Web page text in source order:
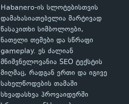
Habanero-ის სლოტებისთვის
დამახასიათებელია მარტივად
წასაკითხი სიმბოლოები,
ნათელი თემები და სწრაფი
gameplay. ეს ძალიან
მნიშვნელოვანია SEO ტექსტის
მიღმაც, რადგან ერთი და იგივე
სახელწოდების თამაში
სხვადასხვა პროვაიდერში